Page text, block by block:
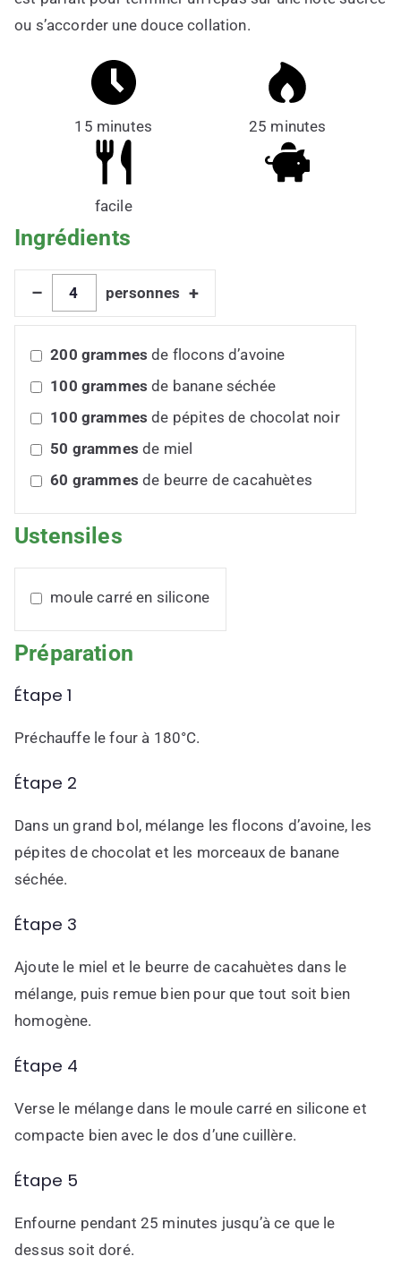
ou s’accorder une douce collation.
15 minutes 25 minutes
facile
Ingrédients
– personnes +
200 grammes de flocons d’avoine
100 grammes de banane séchée
100 grammes de pépites de chocolat noir
50 grammes de miel
60 grammes de beurre de cacahuètes
Ustensiles
moule carré en silicone
Préparation
Étape 1
Préchauffe le four à 180°C.
Étape 2
Dans un grand bol, mélange les flocons d’avoine, les
pépites de chocolat et les morceaux de banane
séchée.
Étape 3
Ajoute le miel et le beurre de cacahuètes dans le
mélange, puis remue bien pour que tout soit bien
homogène.
Étape 4
Verse le mélange dans le moule carré en silicone et
compacte bien avec le dos d’une cuillère.
Étape 5
Enfourne pendant 25 minutes jusqu’à ce que le
dessus soit doré.